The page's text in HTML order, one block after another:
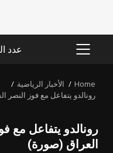
PRIMARY
عدد
Home
الأخبار الرياضية
رونالدو يتفاعل مع فوز
رونالدو يتفاعل مع
العراق (صورة)